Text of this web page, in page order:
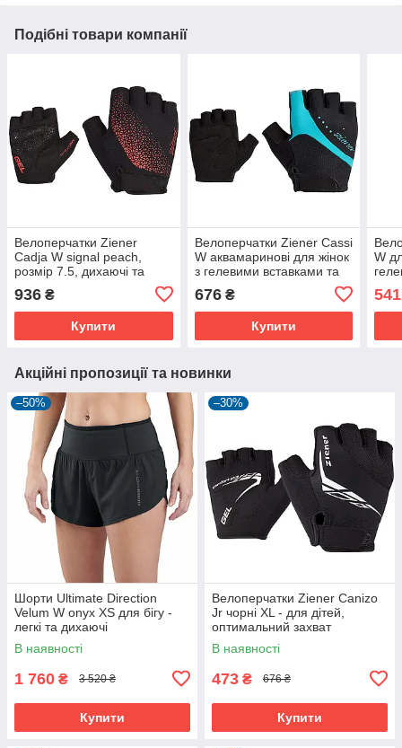
Подібні товари компанії
Велоперчатки Ziener
Cadja W signal peach,
розмір 7.5, дихаючі та
поїздок.
936 ₴
Купити
Велоперчатки Ziener Cassi
W аквамаринові для жінок
з гелевими вставками та
676₴
Купити
W
541
Акційні пропозиції та новинки
–50%
Шорти Ultimate Direction
Velum W onyx XS для бігу -
легкі та дихаючі
В наявності
1 760 ₴ 3 520 ₴
Купити
–30%
Велоперчатки Ziener Canizo
Jr чорні XL - для дітей,
оптимальний захват
В наявності
473 ₴ 676 ₴
Купити